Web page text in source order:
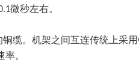
微秒左右。
缆。机架之间互连传统上
。